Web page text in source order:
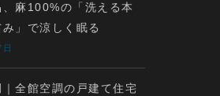
、麻100%の「洗える本
」で涼しく眠る
全館空調の戸建て住宅